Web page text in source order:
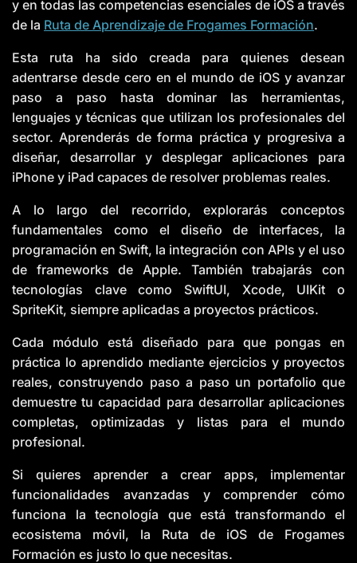
y en todas las competencias esenciales de iOS a través
de la Ruta de Aprendizaje de Frogames Formación.
Esta ruta ha sido creada para quienes desean
adentrarse desde cero en el mundo de iOS y avanzar
paso a paso hasta dominar las herramientas,
lenguajes y técnicas que utilizan los profesionales del
sector. Aprenderás de forma práctica y progresiva a
diseñar, desarrollar y desplegar aplicaciones para
iPhone y iPad capaces de resolver problemas reales.
A lo largo del recorrido, explorarás conceptos
fundamentales como el diseño de interfaces, la
programación en Swift, la integración con APIs y el uso
de frameworks de Apple. También trabajarás con
tecnologías clave como SwiftUI, Xcode, UIKit o
SpriteKit, siempre aplicadas a proyectos prácticos.
Cada módulo está diseñado para que pongas en
práctica lo aprendido mediante ejercicios y proyectos
reales, construyendo paso a paso un portafolio que
demuestre tu capacidad para desarrollar aplicaciones
completas, optimizadas y listas para el mundo
profesional.
Si quieres aprender a crear apps, implementar
funcionalidades avanzadas y comprender cómo
funciona la tecnología que está transformando el
ecosistema móvil, la Ruta de iOS de Frogames
Formación es justo lo que necesitas.